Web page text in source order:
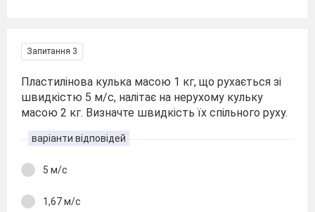
Запитання 3
Пластилінова кулька масою 1 кг, що рухається зі
швидкістю 5 м/с, налітає на нерухому кульку
масою 2 кг. Визначте швидкість їх спільного руху.
варіанти відповідей
5 м/с
1,67 м/с